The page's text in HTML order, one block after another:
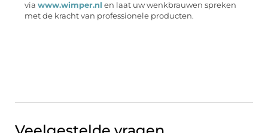
via www.wimper.nl en laat uw wenkbrauwen spreken
met de kracht van professionele producten.